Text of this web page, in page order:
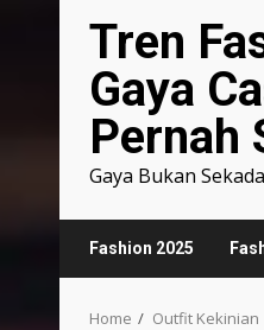
Tren
Gaya
Pernah
Gaya Bukan
Fashion 2025
Home Outfit Kekinian